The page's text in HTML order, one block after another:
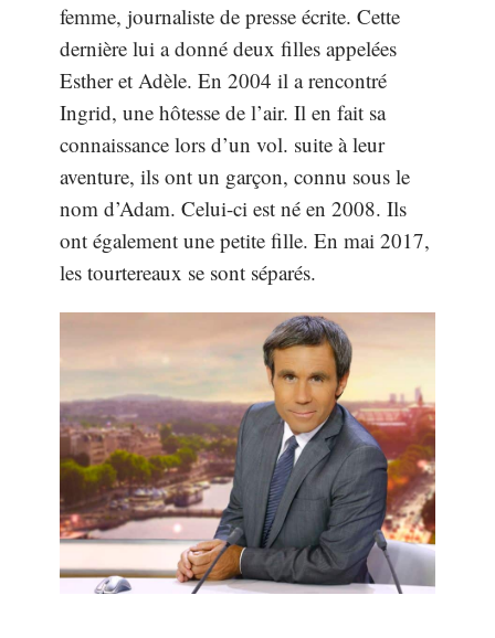
femme, journaliste de presse écrite. Cette
dernière lui a donné deux filles appelées
Esther et Adèle. En 2004 il a rencontré
Ingrid, une hôtesse de l’air. Il en fait sa
connaissance lors d’un vol. suite à leur
aventure, ils ont un garçon, connu sous le
nom d’Adam. Celui-ci est né en 2008. Ils
ont également une petite fille. En mai 2017,
les tourtereaux se sont séparés.